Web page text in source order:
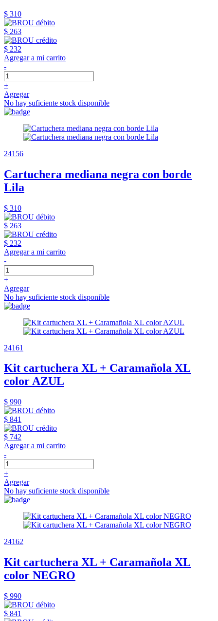
$ 310
$ 263
$ 232
Agregar a mi carrito
-
+
Agregar
No hay suficiente stock disponible
24156
Cartuchera mediana negra con borde
Lila
$ 310
$ 263
$ 232
Agregar a mi carrito
-
+
Agregar
No hay suficiente stock disponible
24161
Kit cartuchera XL + Caramañola XL
color AZUL
$ 990
$ 841
$ 742
Agregar a mi carrito
-
+
Agregar
No hay suficiente stock disponible
24162
Kit cartuchera XL + Caramañola XL
color NEGRO
$ 990
$ 841